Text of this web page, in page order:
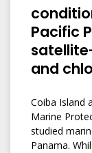
Pacific
and
Coiba Island
Marine
studied
Panama.